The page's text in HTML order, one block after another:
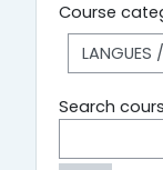
Course
Search